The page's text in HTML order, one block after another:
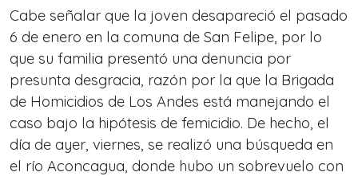
Cabe señalar que la joven desapareció el pasado
6 de enero en la comuna de San Felipe, por lo
que su familia presentó una denuncia por
presunta desgracia, razón por la que la Brigada
de Homicidios de Los Andes está manejando el
caso bajo la hipótesis de femicidio. De hecho, el
día de ayer, viernes, se realizó una búsqueda en
el río Aconcagua, donde hubo un sobrevuelo con